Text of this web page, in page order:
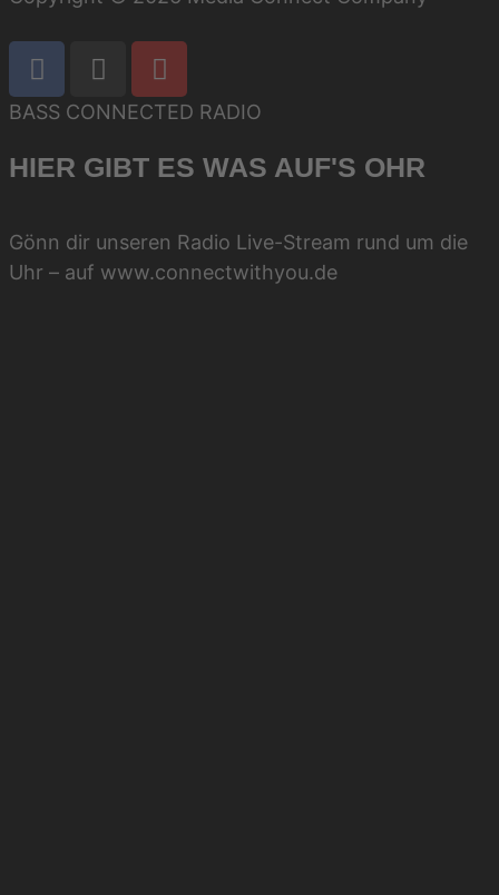
BASS CONNECTED RADIO
HIER GIBT ES WAS AUF'S OHR
Gönn dir unseren Radio Live-Stream rund um die
Uhr – auf www.connectwithyou.de